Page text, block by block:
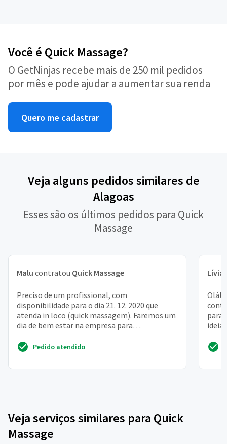
Você é Quick Massage?
O GetNinjas recebe mais de 250 mil pedidos
por mês e pode ajudar a aumentar sua renda
Quero me cadastrar
Veja alguns pedidos similares de
Alagoas
Esses são os últimos pedidos para Quick
Massage
Malu contratou Quick Massage
Preciso de um profissional, com
disponibilidade para o dia 21. 12. 2020 que
atenda in loco (quick massagem). Faremos um
dia de bem estar na empresa para
Pedido atendido
Lívia
Olá!
para
ideia
Veja serviços similares para Quick
Massage